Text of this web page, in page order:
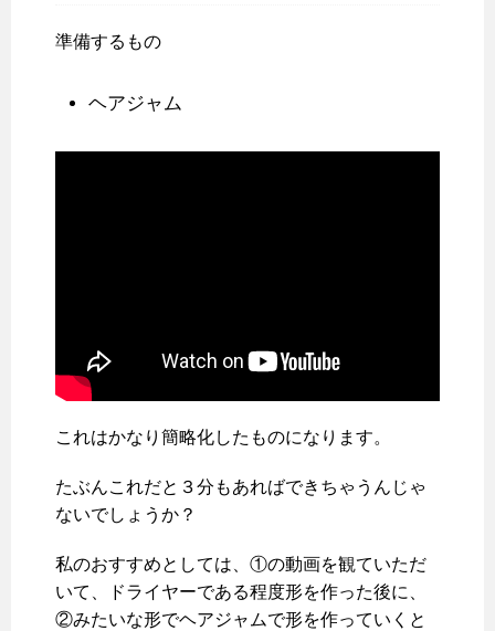
準備するもの
ヘアジャム
これはかなり簡略化したものになります。
たぶんこれだと３分もあればできちゃうんじゃ
ないでしょうか？
私のおすすめとしては、①の動画を観ていただ
いて、ドライヤーである程度形を作った後に、
②みたいな形でヘアジャムで形を作っていくと